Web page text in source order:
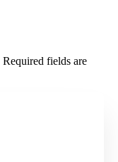
Required fields are